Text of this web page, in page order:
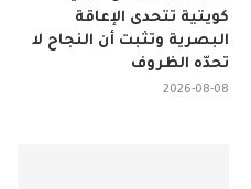
كويتية تتحدى الإعاقة
البصرية وتثبت أن النجاح لا
تحدّه الظروف
2026-08-08